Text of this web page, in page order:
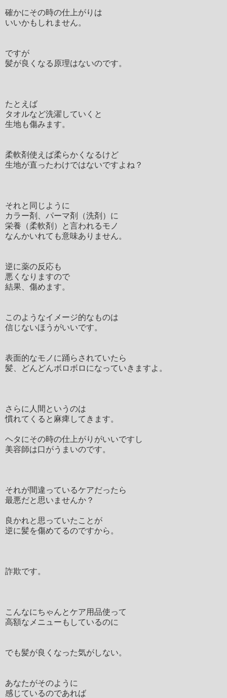
確かにその時の仕上がりは
いいかもしれません。
ですが
髪が良くなる原理はないのです。
たとえば
タオルなど洗濯していくと
生地も傷みます。
柔軟剤使えば柔らかくなるけど
生地が直ったわけではないですよね？
それと同じように
カラー剤、パーマ剤（洗剤）に
栄養（柔軟剤）と言われるモノ
なんかいれても意味ありません。
逆に薬の反応も
悪くなりますので
結果、傷めます。
このようなイメージ的なものは
信じないほうがいいです。
表面的なモノに踊らされていたら
髪、どんどんボロボロになっていきますよ。
さらに人間というのは
慣れてくると麻痺してきます。
ヘタにその時の仕上がりがいいですし
美容師は口がうまいのです。
それが間違っているケアだったら
最悪だと思いませんか？
良かれと思っていたことが
逆に髪を傷めてるのですから。
詐欺です。
こんなにちゃんとケア用品使って
高額なメニューもしているのに
でも髪が良くなった気がしない。
あなたがそのように
感じているのであれば